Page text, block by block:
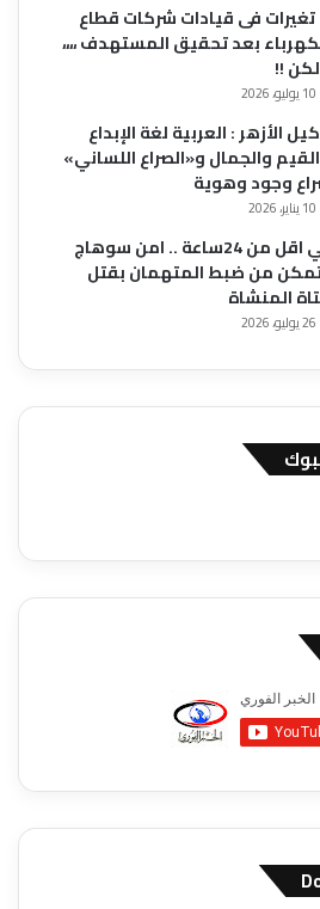
تغيرات فى قيادات شركات قطاع
بعد تحقيق المستهدف ،،،،
!!
10 يوليو، 2026
الأزهر : العربية لغة الإبداع
والجمال و«الصراع اللساني»
وجود وهوية
10 يناير، 2026
في اقل من 24ساعة .. امن سوهاج
من ضبط المتهمان بقتل
المنشاة
26 يوليو، 2026